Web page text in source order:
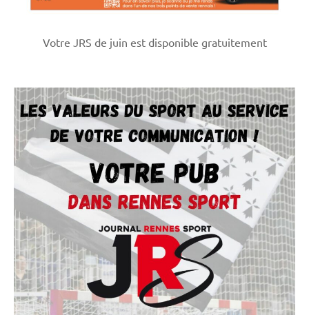
Votre JRS de juin est disponible gratuitement